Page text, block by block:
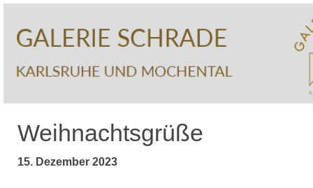
Weihnachtsgrüße
15. Dezember 2023